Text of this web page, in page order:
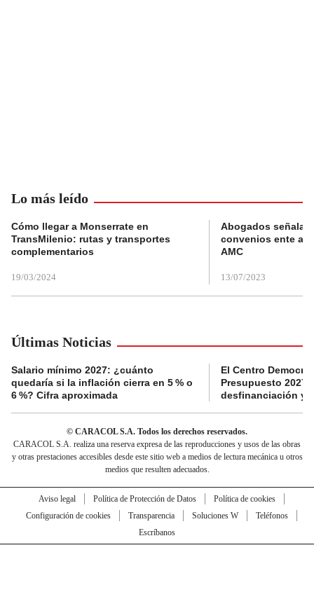
Lo más leído
Cómo llegar a Monserrate en
TransMilenio: rutas y transportes
complementarios
19/03/2024
Abogados
convenios ente
AMC
13/07/2023
Últimas Noticias
Salario mínimo 2027: ¿cuánto
quedaría si la inflación cierra en 5 % o
6 %? Cifra aproximada
El Centro
Presupuesto 2027
desfinanciación y
© CARACOL S.A. Todos los derechos reservados.
CARACOL S.A. realiza una reserva expresa de las reproducciones y usos de las obras
y otras prestaciones accesibles desde este sitio web a medios de lectura mecánica u otros
medios que resulten adecuados.
Aviso legal Política de Protección de Datos
Política de cookies
Configuración de cookies
Transparencia Soluciones W
Teléfonos
Escríbanos